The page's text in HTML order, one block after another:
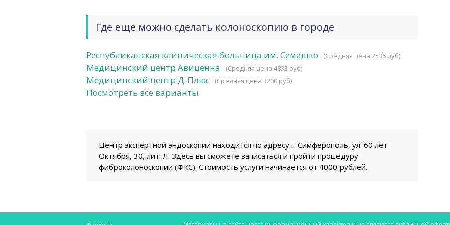
Где еще можно сделать колоноскопию в городе
Республиканская клиническая больница им. Семашко (Средняя цена 2536 руб)
Медицинский центр Авиценна (Средняя цена 4833 руб)
Медицинский центр Д-Плюс (Средняя цена 3200 руб)
Посмотреть все варианты
Центр экспертной эндоскопии находится по адресу г. Симферополь, ул. 60 лет
Октября, 30, лит. Л. Здесь вы сможете записаться и пройти процедуру
фиброколоноскопии (ФКС). Стоимость услуги начинается от 4000 рублей.